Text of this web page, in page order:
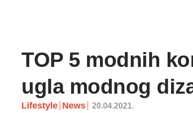
TOP 5 modnih
ugla modnog
Lifestyle News
20.04.2021.